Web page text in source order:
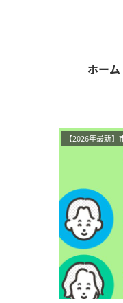
ホーム